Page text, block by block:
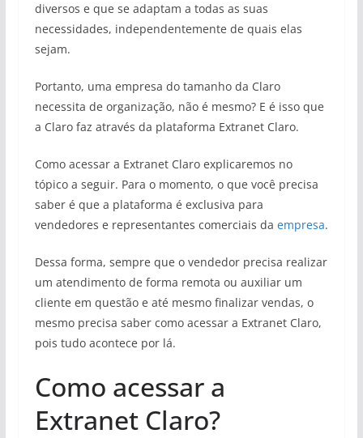
diversos e que se adaptam a todas as suas
necessidades, independentemente de quais elas
sejam.
Portanto, uma empresa do tamanho da Claro
necessita de organização, não é mesmo? E é isso que
a Claro faz através da plataforma Extranet Claro.
Como acessar a Extranet Claro explicaremos no
tópico a seguir. Para o momento, o que você precisa
saber é que a plataforma é exclusiva para
vendedores e representantes comerciais da empresa.
Dessa forma, sempre que o vendedor precisa realizar
um atendimento de forma remota ou auxiliar um
cliente em questão e até mesmo finalizar vendas, o
mesmo precisa saber como acessar a Extranet Claro,
pois tudo acontece por lá.
Como acessar a
Extranet Claro?